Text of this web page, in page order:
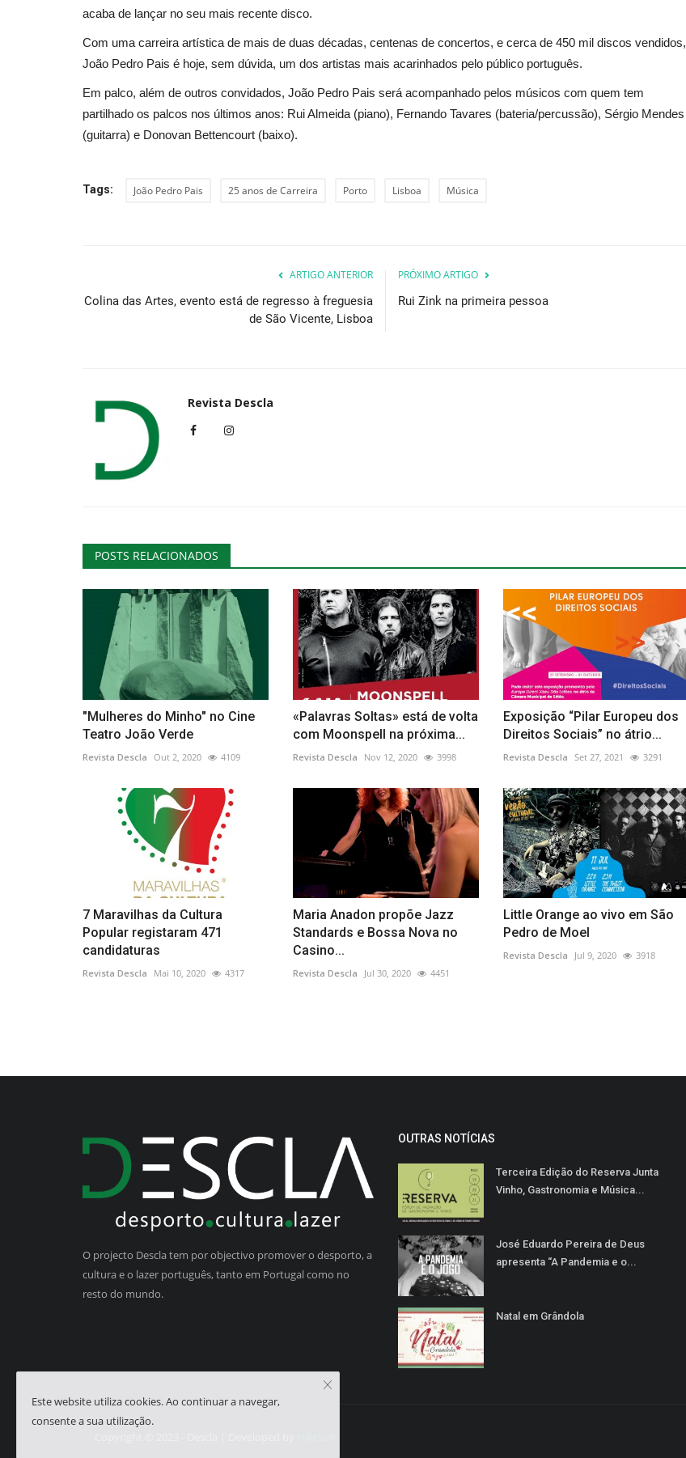
acaba de lançar no seu mais recente disco.
Com uma carreira artística de mais de duas décadas, centenas de concertos, e cerca de 450 mil discos vendidos,
João Pedro Pais é hoje, sem dúvida, um dos artistas mais acarinhados pelo público português.
Em palco, além de outros convidados, João Pedro Pais será acompanhado pelos músicos com quem tem
partilhado os palcos nos últimos anos: Rui Almeida (piano), Fernando Tavares (bateria/percussão), Sérgio Mendes
(guitarra) e Donovan Bettencourt (baixo).
Tags: João Pedro Pais 25 anos de Carreira Porto Lisboa Música
ARTIGO ANTERIOR
Colina das Artes, evento está de regresso à freguesia
de São Vicente, Lisboa
PRÓXIMO ARTIGO
Rui Zink na primeira pessoa
Revista Descla
POSTS RELACIONADOS
"Mulheres do Minho" no Cine
Teatro João Verde
Revista Descla Out 2, 2020 4109
«Palavras Soltas» está de volta
com Moonspell na próxima...
Revista Descla Nov 12, 2020 3998
Exposição “Pilar Europeu dos
Direitos Sociais” no átrio...
Revista Descla Set 27, 2021 3291
7 Maravilhas da Cultura
Popular registaram 471
candidaturas
Revista Descla Mai 10, 2020 4317
Maria Anadon propõe Jazz
Standards e Bossa Nova no
Casino...
Revista Descla Jul 30, 2020 4451
Little Orange ao vivo em São
Pedro de Moel
Revista Descla Jul 9, 2020 3918
Cultura
"Falar com Imagens" traz a magia das
curtas ao Castelo...
Revista Descla Jul 19, 2022
Nuno Gonçalo de Matos ao vivo no
Lounge D do Casino Estoril
Revista Descla Ago 5, 2023 48943
O projecto Descla tem por objectivo promover o desporto, a
cultura e o lazer português, tanto em Portugal como no
resto do mundo.
OUTRAS NOTÍCIAS
Terceira Edição do Reserva Junta
Vinho, Gastronomia e Música...
José Eduardo Pereira de Deus
apresenta “A Pandemia e o...
Natal em Grândola
Este website utiliza cookies. Ao continuar a navegar,
consente a sua utilização.